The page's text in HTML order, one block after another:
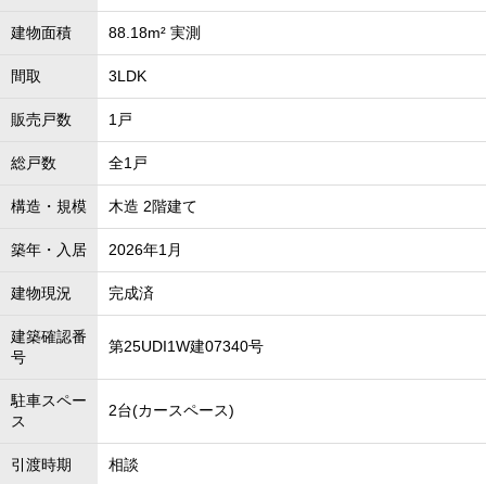
建物面積 88.18m² 実測
間取 3LDK
販売戸数 1戸
総戸数 全1戸
構造・規模 木造 2階建て
築年・入居 2026年1月
建物現況 完成済
建築確認番
号
第25UDI1W建07340号
駐車スペー
ス
2台(カースペース)
引渡時期 相談